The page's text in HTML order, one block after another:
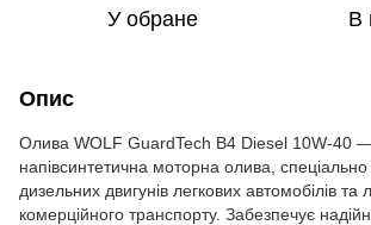
У обране В
Опис
Олива WOLF GuardTech B4 Diesel 10W-40 —
напівсинтетична моторна олива,
дизельних двигунів легкових автомобілів та
комерційного транспорту. Забезпечує